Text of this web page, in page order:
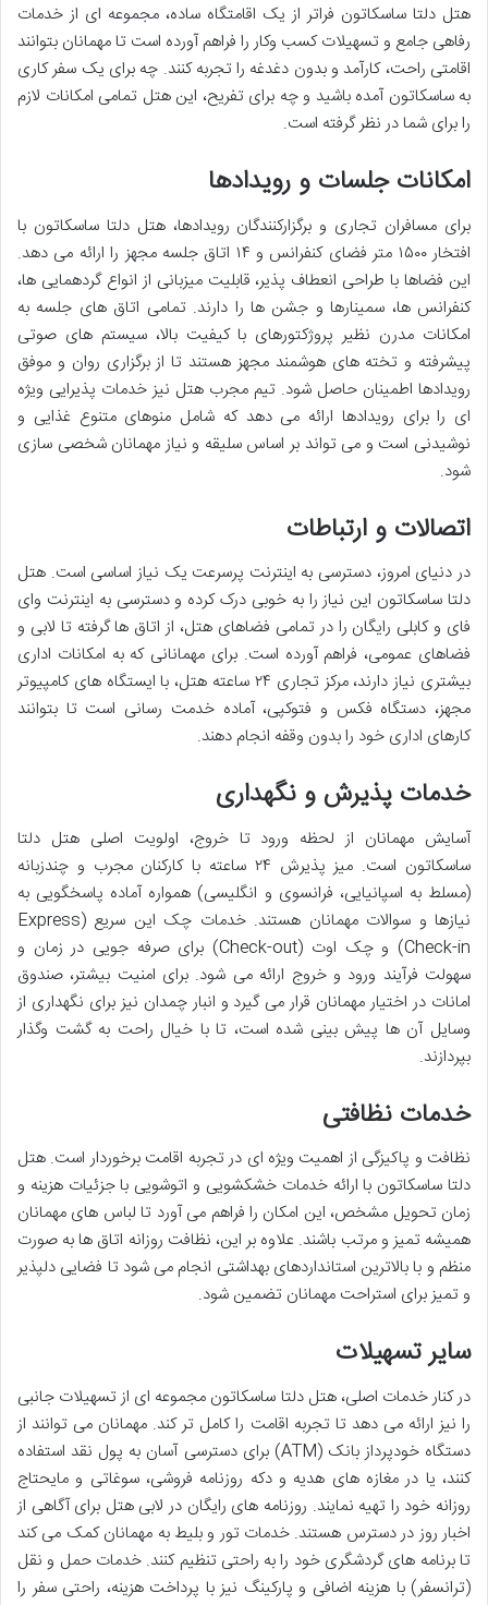
هتل دلتا ساسکاتون فراتر از یک اقامتگاه ساده، مجموعه ای از خدمات
رفاهی جامع و تسهیلات کسب وکار را فراهم آورده است تا مهمانان بتوانند
اقامتی راحت، کارآمد و بدون دغدغه را تجربه کنند. چه برای یک سفر کاری
به ساسکاتون آمده باشید و چه برای تفریح، این هتل تمامی امکانات لازم
را برای شما در نظر گرفته است.
امکانات جلسات و رویدادها
برای مسافران تجاری و برگزارکنندگان رویدادها، هتل دلتا ساسکاتون با
افتخار ۱۵۰۰ متر فضای کنفرانس و ۱۴ اتاق جلسه مجهز را ارائه می دهد.
این فضاها با طراحی انعطاف پذیر، قابلیت میزبانی از انواع گردهمایی ها،
کنفرانس ها، سمینارها و جشن ها را دارند. تمامی اتاق های جلسه به
امکانات مدرن نظیر پروژکتورهای با کیفیت بالا، سیستم های صوتی
پیشرفته و تخته های هوشمند مجهز هستند تا از برگزاری روان و موفق
رویدادها اطمینان حاصل شود. تیم مجرب هتل نیز خدمات پذیرایی ویژه
ای را برای رویدادها ارائه می دهد که شامل منوهای متنوع غذایی و
نوشیدنی است و می تواند بر اساس سلیقه و نیاز مهمانان شخصی سازی
شود.
اتصالات و ارتباطات
در دنیای امروز، دسترسی به اینترنت پرسرعت یک نیاز اساسی است. هتل
دلتا ساسکاتون این نیاز را به خوبی درک کرده و دسترسی به اینترنت وای
فای و کابلی رایگان را در تمامی فضاهای هتل، از اتاق ها گرفته تا لابی و
فضاهای عمومی، فراهم آورده است. برای مهمانانی که به امکانات اداری
بیشتری نیاز دارند، مرکز تجاری ۲۴ ساعته هتل، با ایستگاه های کامپیوتر
مجهز، دستگاه فکس و فتوکپی، آماده خدمت رسانی است تا بتوانند
کارهای اداری خود را بدون وقفه انجام دهند.
خدمات پذیرش و نگهداری
آسایش مهمانان از لحظه ورود تا خروج، اولویت اصلی هتل دلتا
ساسکاتون است. میز پذیرش ۲۴ ساعته با کارکنان مجرب و چندزبانه
(مسلط به اسپانیایی، فرانسوی و انگلیسی) همواره آماده پاسخگویی به
نیازها و سوالات مهمانان هستند. خدمات چک این سریع (Express
Check-in) و چک اوت (Check-out) برای صرفه جویی در زمان و
سهولت فرآیند ورود و خروج ارائه می شود. برای امنیت بیشتر، صندوق
امانات در اختیار مهمانان قرار می گیرد و انبار چمدان نیز برای نگهداری از
وسایل آن ها پیش بینی شده است، تا با خیال راحت به گشت وگذار
بپردازند.
خدمات نظافتی
نظافت و پاکیزگی از اهمیت ویژه ای در تجربه اقامت برخوردار است. هتل
دلتا ساسکاتون با ارائه خدمات خشکشویی و اتوشویی با جزئیات هزینه و
زمان تحویل مشخص، این امکان را فراهم می آورد تا لباس های مهمانان
همیشه تمیز و مرتب باشند. علاوه بر این، نظافت روزانه اتاق ها به صورت
منظم و با بالاترین استانداردهای بهداشتی انجام می شود تا فضایی دلپذیر
و تمیز برای استراحت مهمانان تضمین شود.
سایر تسهیلات
در کنار خدمات اصلی، هتل دلتا ساسکاتون مجموعه ای از تسهیلات جانبی
را نیز ارائه می دهد تا تجربه اقامت را کامل تر کند. مهمانان می توانند از
دستگاه خودپرداز بانک (ATM) برای دسترسی آسان به پول نقد استفاده
کنند، یا در مغازه های هدیه و دکه روزنامه فروشی، سوغاتی و مایحتاج
روزانه خود را تهیه نمایند. روزنامه های رایگان در لابی هتل برای آگاهی از
اخبار روز در دسترس هستند. خدمات تور و بلیط به مهمانان کمک می کند
تا برنامه های گردشگری خود را به راحتی تنظیم کنند. خدمات حمل و نقل
(ترانسفر) با هزینه اضافی و پارکینگ نیز با پرداخت هزینه، راحتی سفر را